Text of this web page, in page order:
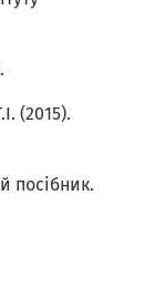
(2015).
посібник.